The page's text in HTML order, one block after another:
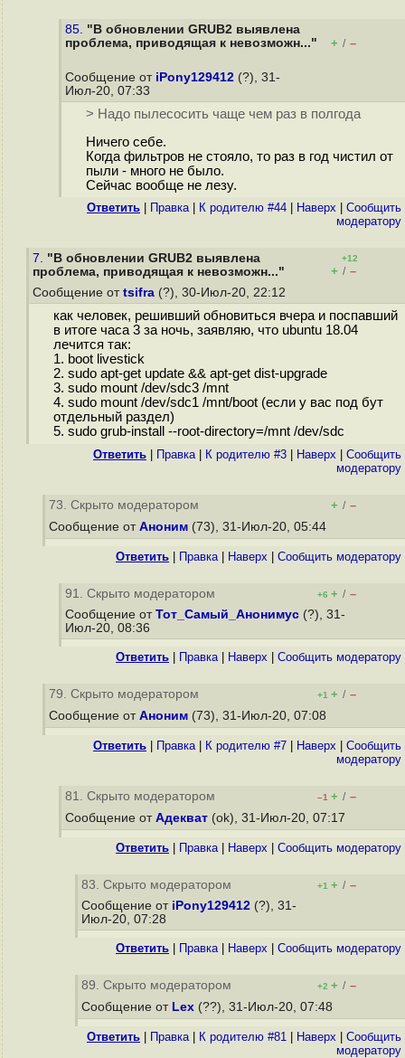
85. "В обновлении GRUB2 выявлена
проблема, приводящая к невозможн..."
+ / –
Сообщение от iPony129412 (?), 31-
Июл-20, 07:33
> Надо пылесосить чаще чем раз в полгода
Ничего себе.
Когда фильтров не стояло, то раз в год чистил от
пыли - много не было.
Сейчас вообще не лезу.
Ответить Правка| К родителю #44 Наверх
Cообщить
модератору
7. "В обновлении GRUB2 выявлена
проблема, приводящая к невозможн..."
+12
+ / –
Сообщение от tsifra (?), 30-Июл-20, 22:12
как человек, решивший обновиться вчера и поспавший
в итоге часа 3 за ночь, заявляю, что ubuntu 18.04
лечится так:
1. boot livestick
2. sudo apt-get update && apt-get dist-upgrade
3. sudo mount /dev/sdс3 /mnt
4. sudo mount /dev/sdс1 /mnt/boot (если у вас под бут
отдельный раздел)
5. sudo grub-install --root-directory=/mnt /dev/sdc
Ответить Правка| К родителю #3 Наверх
Cообщить
модератору
73. Скрыто модератором + / –
Сообщение от Аноним (73), 31-Июл-20, 05:44
Ответить Правка| Наверх Cообщить модератору
91. Скрыто модератором +6 + / –
Сообщение от Тот_Самый_Анонимус (?), 31-
Июл-20, 08:36
Ответить Правка| Наверх Cообщить модератору
79. Скрыто модератором +1 + / –
Сообщение от Аноним (73), 31-Июл-20, 07:08
Ответить Правка| К родителю #7 Наверх
Cообщить
модератору
81. Скрыто модератором –1 + / –
Сообщение от Адекват (ok), 31-Июл-20, 07:17
Ответить Правка| Наверх Cообщить модератору
83. Скрыто модератором +1 + / –
Сообщение от iPony129412 (?), 31-
Июл-20, 07:28
Ответить Правка| Наверх Cообщить модератору
89. Скрыто модератором +2 + / –
Сообщение от Lex (??), 31-Июл-20, 07:48
Ответить Правка| К родителю #81 Наверх
Cообщить
модератору